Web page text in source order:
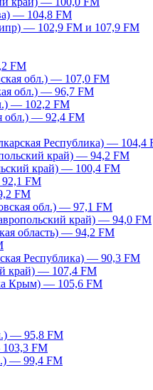
— 104,8 FM
— 102,9 FM и 107,9 FM
FM
обл.) — 107,0 FM
обл.) — 96,7 FM
— 102,2 FM
обл.) — 92,4 FM
Республика) — 104,4
край) — 94,2 FM
край) — 100,4 FM
FM
FM
обл.) — 97,1 FM
край) — 94,0 FM
область) — 94,2 FM
Республика) — 90,3 FM
край) — 107,4 FM
Крым) — 105,6 FM
— 95,8 FM
FM
— 99,4 FM